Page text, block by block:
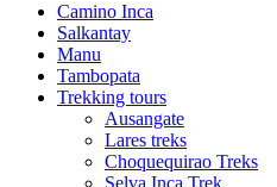
Camino Inca
Salkantay
Manu
Tambopata
Trekking tours
Ausangate
Lares treks
Choquequirao Treks
Selva Inca Trek